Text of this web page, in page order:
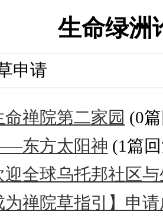
生命绿洲
申请
禅院第二家园 (0
东方太阳神 (1篇
迎全球乌托邦社区
为禅院草指引】申